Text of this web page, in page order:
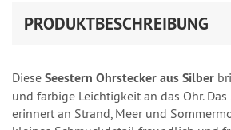
PRODUKTBESCHREIBUNG
Diese Seestern Ohrstecker aus Silber
und farbige Leichtigkeit an das Ohr.
erinnert an Strand, Meer und